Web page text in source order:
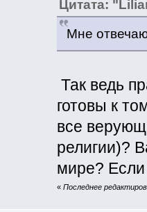
Цитата:
Мне
Так ведь
готовы к
все
религии)?
мире?
« Последнее